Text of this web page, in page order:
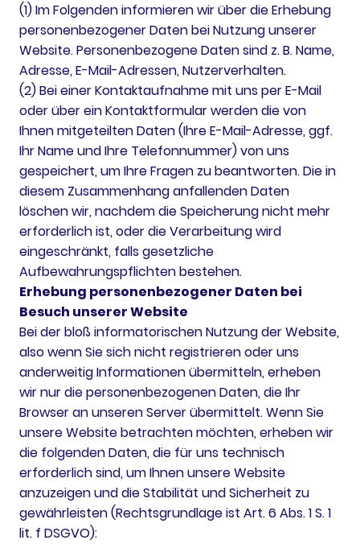
(1) Im Folgenden informieren wir über die Erhebung
personenbezogener Daten bei Nutzung unserer
Website. Personenbezogene Daten sind z. B. Name,
Adresse, E-Mail-Adressen, Nutzerverhalten.
(2) Bei einer Kontaktaufnahme mit uns per E-Mail
oder über ein Kontaktformular werden die von
Ihnen mitgeteilten Daten (Ihre E-Mail-Adresse, ggf.
Ihr Name und Ihre Telefonnummer) von uns
gespeichert, um Ihre Fragen zu beantworten. Die in
diesem Zusammenhang anfallenden Daten
löschen wir, nachdem die Speicherung nicht mehr
erforderlich ist, oder die Verarbeitung wird
eingeschränkt, falls gesetzliche
Aufbewahrungspflichten bestehen.
Erhebung personenbezogener Daten bei
Besuch unserer Website
Bei der bloß informatorischen Nutzung der Website,
also wenn Sie sich nicht registrieren oder uns
anderweitig Informationen übermitteln, erheben
wir nur die personenbezogenen Daten, die Ihr
Browser an unseren Server übermittelt. Wenn Sie
unsere Website betrachten möchten, erheben wir
die folgenden Daten, die für uns technisch
erforderlich sind, um Ihnen unsere Website
anzuzeigen und die Stabilität und Sicherheit zu
gewährleisten (Rechtsgrundlage ist Art. 6 Abs. 1 S. 1
lit. f DSGVO):